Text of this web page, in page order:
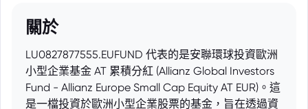
關於
LU0827877555.EUFUND 代表的是安聯環球投資歐洲
小型企業基金 AT 累積分紅 (Allianz Global Investors
Fund - Allianz Europe Small Cap Equity AT EUR)。這
是一檔投資於歐洲小型企業股票的基金，旨在透過資